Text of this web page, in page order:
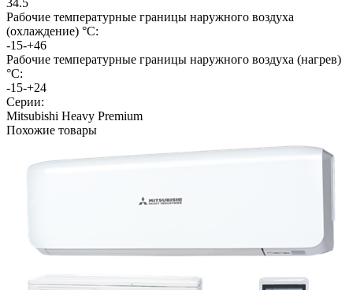
Рабочие температурные границы наружного воздуха
(охлаждение) °C:
‑15-+46
Рабочие температурные границы наружного воздуха (нагрев)
°C:
‑15-+24
Серии:
Mitsubishi Heavy Premium
Похожие товары